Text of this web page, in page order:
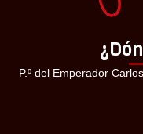
P.º del Emperador